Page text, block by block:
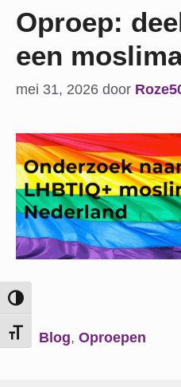
Keuze voor hoog contrast
Kies grootte van het lettertype
Oproep:
een
mei 31, 2026 door
Categorieën
Blog, Oproepen